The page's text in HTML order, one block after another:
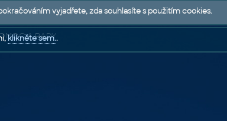
A RADY
vyjadřete, zda souhlasíte s použitím cookies.
klikněte sem..